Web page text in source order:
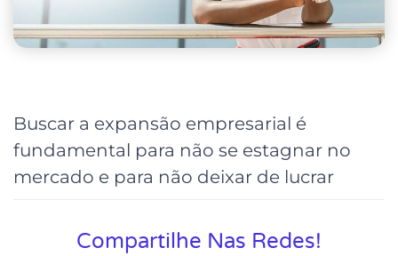
Buscar a expansão empresarial é
fundamental para não se estagnar no
mercado e para não deixar de lucrar
Compartilhe Nas Redes!